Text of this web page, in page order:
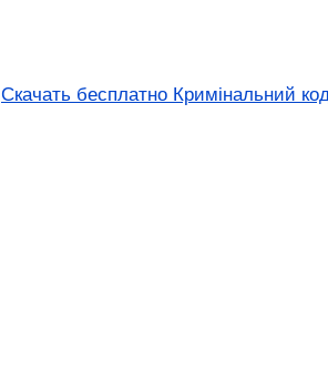
Скачать бесплатно Кримінальний